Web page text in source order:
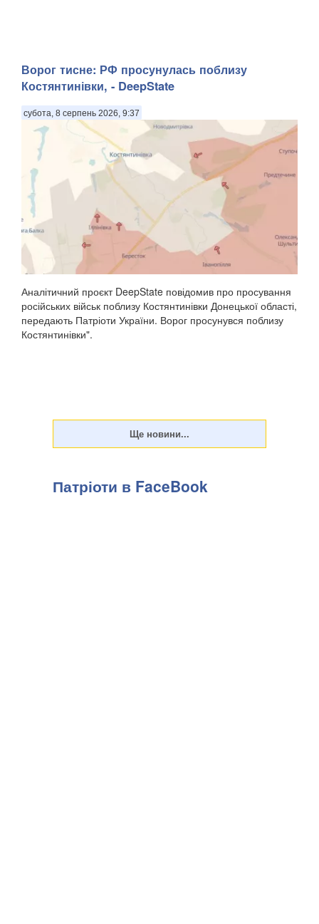
Ворог тисне: РФ просунулась поблизу
Костянтинівки, - DeepState
субота, 8 серпень 2026, 9:37
Аналітичний проєкт DeepState повідомив про просування
російських військ поблизу Костянтинівки Донецької області,
передають Патріоти України. Ворог просунувся поблизу
Костянтинівки".
Патріоти в FaceBook